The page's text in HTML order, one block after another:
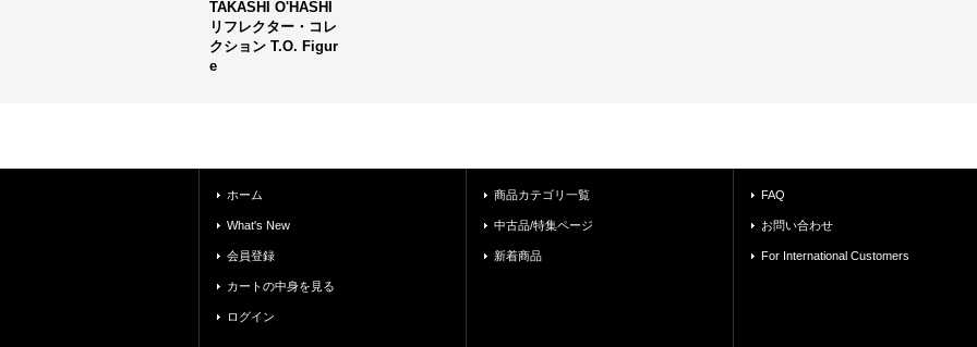
TAKASHI O'HASHI
リフレクター・コレ
クション T.O. Figur
e
ホーム
What's New
会員登録
カートの中身を見る
ログイン
商品カテゴリ一覧
中古品/特集ページ
新着商品
FAQ
お問い合わせ
For International Customers